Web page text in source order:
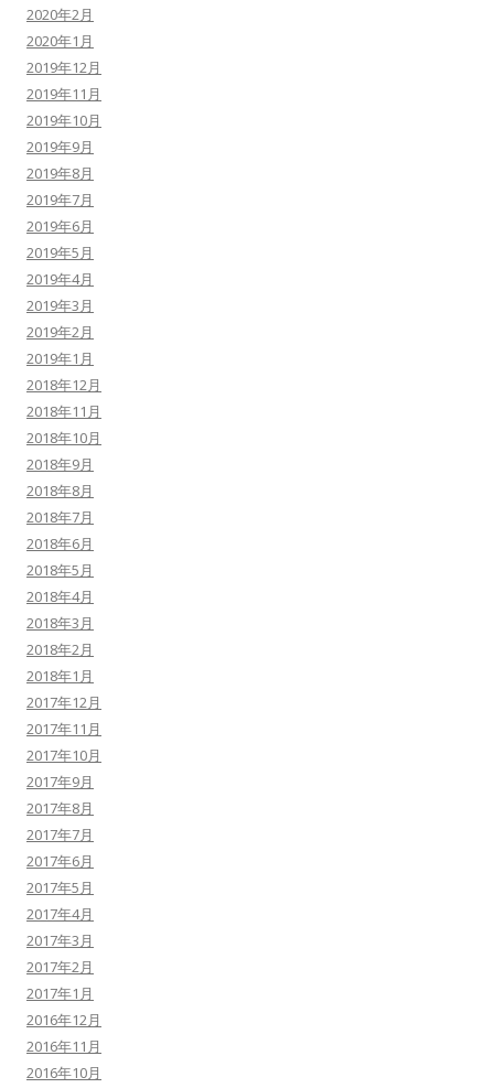
2020年2月
2020年1月
2019年12月
2019年11月
2019年10月
2019年9月
2019年8月
2019年7月
2019年6月
2019年5月
2019年4月
2019年3月
2019年2月
2019年1月
2018年12月
2018年11月
2018年10月
2018年9月
2018年8月
2018年7月
2018年6月
2018年5月
2018年4月
2018年3月
2018年2月
2018年1月
2017年12月
2017年11月
2017年10月
2017年9月
2017年8月
2017年7月
2017年6月
2017年5月
2017年4月
2017年3月
2017年2月
2017年1月
2016年12月
2016年11月
2016年10月